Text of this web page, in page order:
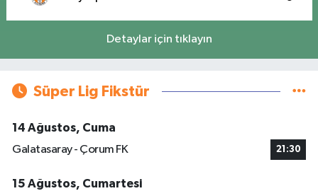
Detaylar için tıklayın
Süper Lig Fikstür
14 Ağustos, Cuma
Galatasaray - Çorum FK
21:30
15 Ağustos, Cumartesi